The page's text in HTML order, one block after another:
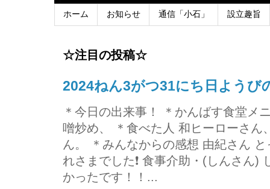
ホーム お知らせ 通信「小石」 設立趣旨
☆注目の投稿☆
2024ねん3がつ31にち日ようび
＊今日の出来事！ ＊かんばす食堂メ
噌炒め、 ＊食べた人 和ヒーローさん
ん。 ＊みんなからの感想 由紀さん
れさまでした❗ 食事介助・(しんさん)
かったです！！...